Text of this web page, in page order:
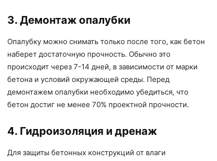
3. Демонтаж опалубки
Опалубку можно снимать только после того, как бетон
наберет достаточную прочность. Обычно это
происходит через 7-14 дней, в зависимости от марки
бетона и условий окружающей среды. Перед
демонтажем опалубки необходимо убедиться, что
бетон достиг не менее 70% проектной прочности.
4. Гидроизоляция и дренаж
Для защиты бетонных конструкций от влаги